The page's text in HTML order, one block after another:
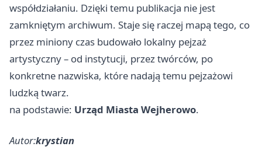
współdziałaniu. Dzięki temu publikacja nie jest
zamkniętym archiwum. Staje się raczej mapą tego, co
przez miniony czas budowało lokalny pejzaż
artystyczny – od instytucji, przez twórców, po
konkretne nazwiska, które nadają temu pejzażowi
ludzką twarz.
na podstawie: Urząd Miasta Wejherowo.
Autor:krystian